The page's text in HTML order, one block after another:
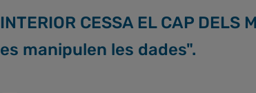
INTERIOR CESSA EL CAP
es manipulen les dades".